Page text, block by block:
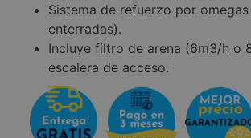
Sistema de refuerzo por
enterradas).
Incluye filtro de arena (6m3/h o
escalera de acceso.